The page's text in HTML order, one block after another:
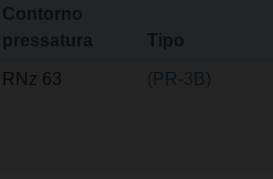
Contorno
pressatura
Tipo
RNz 63 (PR-3B)